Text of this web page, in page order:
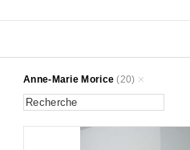
Anne-Marie Morice (20)